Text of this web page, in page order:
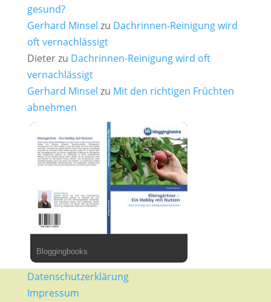
gesund?
Gerhard Minsel zu Dachrinnen-Reinigung wird
oft vernachlässigt
Dieterzu Dachrinnen-Reinigung wird oft
vernachlässigt
Gerhard Minsel zu Mit den richtigen Früchten
abnehmen
Bloggingbooks
Datenschutzerklärung
Impressum